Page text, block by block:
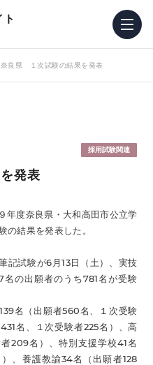
奈良県 １次試験の結果を発表
採用試験関連
発表
年度奈良県・大和高田市公立学
の結果を発表した。
記試験が6月13日（土）、実技
名の出願者のうち781名が受験
名（出願者560名、１次受験
名、１次受験者225名）、高
209名）、特別支援学校41名
、養護教諭34名（出願者128